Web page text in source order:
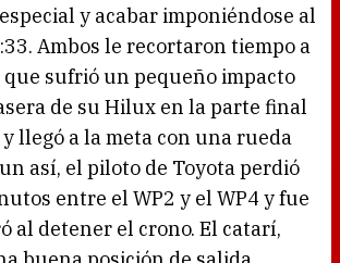
y acabar imponiéndose al
Ambos le recortaron tiempo a
sufrió un pequeño impacto
de su Hilux en la parte final
llegó a la meta con una rueda
así, el piloto de Toyota perdió
entre el WP2 y el WP4 y fue
al detener el crono. El catarí,